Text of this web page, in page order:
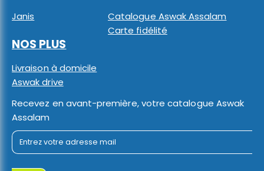
Janis
Catalogue Aswak Assalam
Carte fidélité
NOS PLUS
Livraison à domicile
Aswak drive
Recevez en avant-première, votre catalogue Aswak
Assalam